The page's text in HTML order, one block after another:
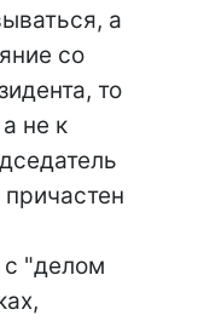
а
со
то
не к
"делом